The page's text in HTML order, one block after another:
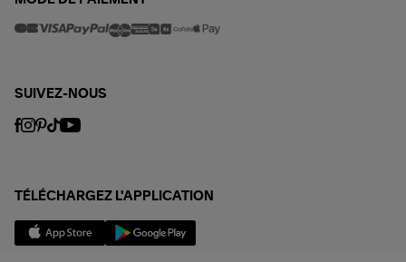
SUIVEZ-NOUS
TÉLÉCHARGEZ L'APPLICATION